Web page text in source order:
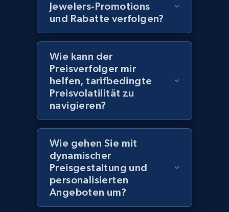
2.1K+ 355+ Jetzt anfangen
Amazon products global dataset
Title, Seller name, Brand, Description, Initial
price, Currency, Availability, Reviews count, and
2.1K+ 375+ Jetzt anfangen
Amazon products global dataset - Collects
products by specific category URL
Title, Seller name, Brand, Description, Initial
Jewelers-Promotions
und Rabatte verfolgen?
Wie kann der
Preisverfolger mir
helfen, tarifbedingte
Preisvolatilität zu
navigieren?
Wie gehen Sie mit
dynamischer
Preisgestaltung und
personalisierten
Angeboten um?